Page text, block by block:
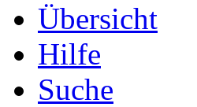
Übersicht
Hilfe
Suche